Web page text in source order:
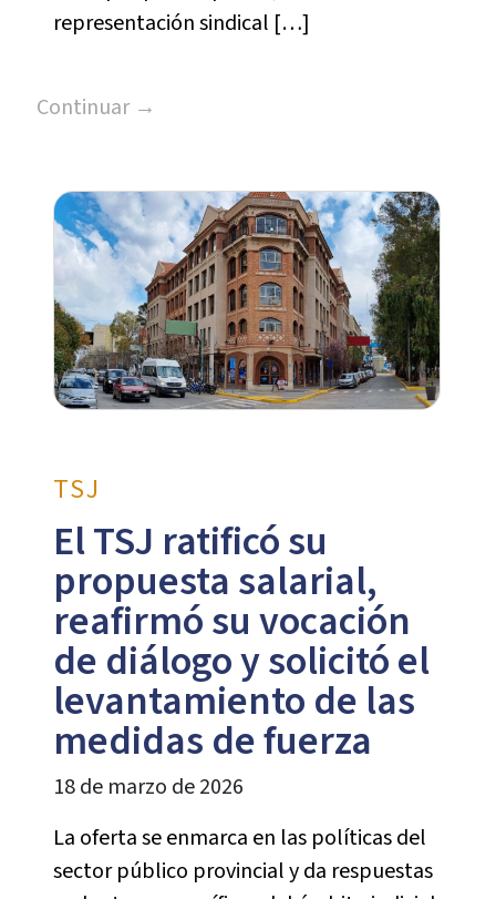
representación sindical […]
Continuar →
TSJ
El TSJ ratificó su
propuesta salarial,
reafirmó su vocación
de diálogo y solicitó el
levantamiento de las
medidas de fuerza
18 de marzo de 2026
La oferta se enmarca en las políticas del
sector público provincial y da respuestas